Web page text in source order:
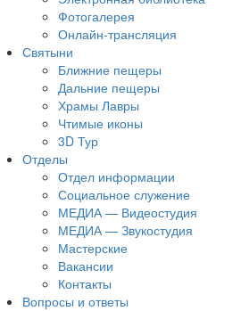
Фотогалерея
Онлайн-трансляция
Святыни
Ближние пещеры
Дальние пещеры
Храмы Лавры
Чтимые иконы
3D Тур
Отделы
Отдел информации
Социальное служение
МЕДИА — Видеостудия
МЕДИА — Звукостудия
Мастерские
Вакансии
Контакты
Вопросы и ответы